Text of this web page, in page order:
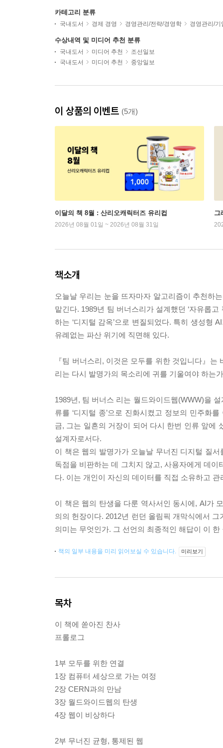
카테고리 분류
국내도서 경제 경영 경영관리/전략/경영학 경영관리/기
수상내역 및 미디어 추천 분류
국내도서 미디어 추천
조선일보
국내도서
미디어 추천 중앙일보
이 상품의 이벤트 (5개)
이달의 책 8월 : 산리오캐릭터즈 유리컵
2026년 08월 01일 ~ 2026년 08월 31일
그
책소개
오늘날 우리는 눈을 뜨자마자 알고리즘이 추천하
맡긴다. 1989년 팀 버너스리가 설계했던 ‘자유롭
하는 ‘디지털 감옥’으로 변질되었다. 특히 생성형
유례없는 파산 위기에 직면해 있다.
『팀 버너스리, 이것은 모두를 위한 것입니다』
리는 다시 발명가의 목소리에 귀를 기울여야 하는
1989년, 팀 버너스 리는 월드와이드웹(WWW)을
류를 ‘디지털 종’으로 진화시켰고 정보의 민주화
금, 그는 일흔의 거장이 되어 다시 한번 인류 앞에
설계자로서다.
이 책은 웹의 발명가가 오늘날 무너진 디지털 질
독점을 비판하는 데 그치지 않고, 사용자에게 데이
다. 이는 개인이 자신의 데이터를 직접 소유하고
이 책은 웹의 탄생을 다룬 역사서인 동시에, AI가
의의 헌장이다. 2012년 런던 올림픽 개막식에서
의미는 무엇인가. 그 선언의 최종적인 해답이 이
책의 일부 내용을 미리 읽어보실 수 있습니다. 미리보기
목차
이 책에 쏟아진 찬사
프롤로그
1부 모두를 위한 연결
1장 컴퓨터 세상으로 가는 여정
2장 CERN과의 만남
3장 월드와이드웹의 탄생
4장 웹이 비상하다
2부 무너진 균형, 통제된 웹